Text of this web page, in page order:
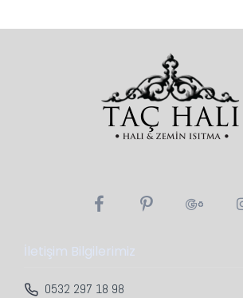
İletişim Bilgilerimiz
0532 297 18 98